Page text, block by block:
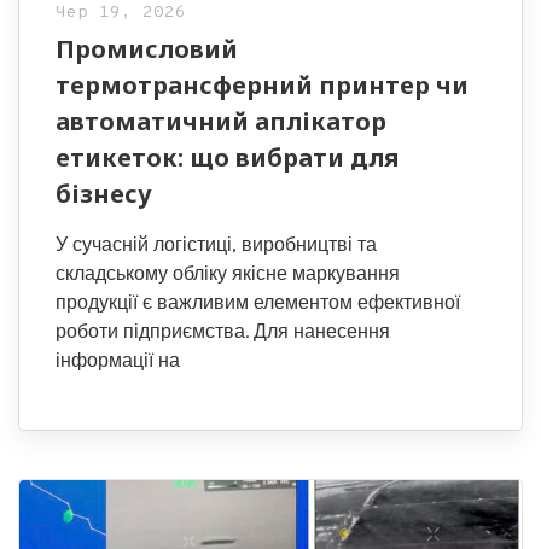
Чер 19, 2026
Промисловий
термотрансферний принтер чи
автоматичний аплікатор
етикеток: що вибрати для
бізнесу
У сучасній логістиці, виробництві та
складському обліку якісне маркування
продукції є важливим елементом ефективної
роботи підприємства. Для нанесення
інформації на